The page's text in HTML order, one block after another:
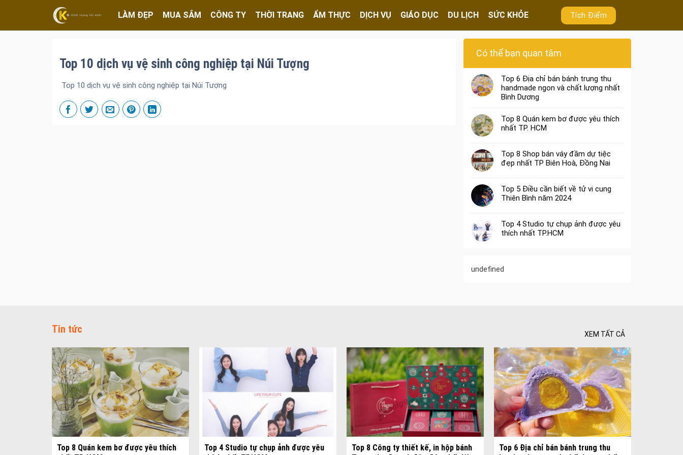
LÀM ĐẸP MUA SẮM CÔNG TY THỜI TRANG ẨM THỰC DỊCH VỤ GIÁO DỤC DU LỊCH SỨC KHỎE Tích Điểm
Top 10 dịch vụ vệ sinh công nghiệp tại Núi Tượng
Top 10 dịch vụ vệ sinh công nghiệp tại Núi Tượng
Có thể bạn quan tâm
Top 6 Địa chỉ bán bánh trung thu
handmade ngon và chất lượng nhất
Bình Dương
Top 8 Quán kem bơ được yêu thích
nhất TP. HCM
Top 8 Shop bán váy đầm dự tiệc
đẹp nhất TP Biên Hoà, Đồng Nai
Top 5 Điều cần biết về tử vi cung
Thiên Bình năm 2024
Top 4 Studio tự chụp ảnh được yêu
thích nhất TP.HCM
undefined
Tin tức XEM TẤT CẢ
Top 8 Quán kem bơ được yêu thích
Top 4 Studio tự chụp ảnh được yêu
Top 8 Công ty thiết kế, in hộp bánh
Top 6 Địa chỉ bán bánh trung thu
Đa dạng màu sắc cửa nhôm – Tối ưu
màu sắc Kiến Trúc
Cửa nhôm chống gió mưa – Hiên